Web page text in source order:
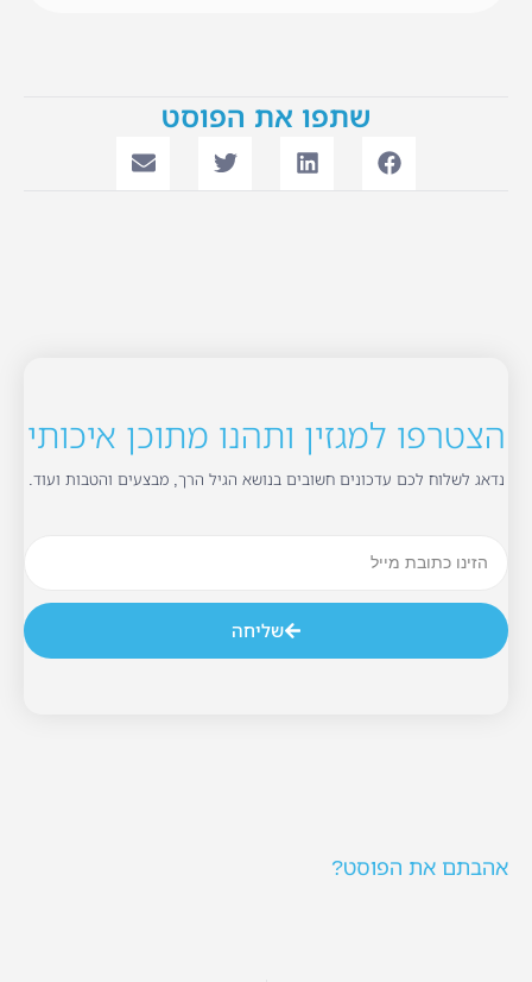
שתפו את הפוסט
הצטרפו למגזין ותהנו מתוכן איכותי
נדאג לשלוח לכם עדכונים חשובים בנושא הגיל הרך, מבצעים והטבות ועוד.
שליחה
אהבתם את הפוסט?